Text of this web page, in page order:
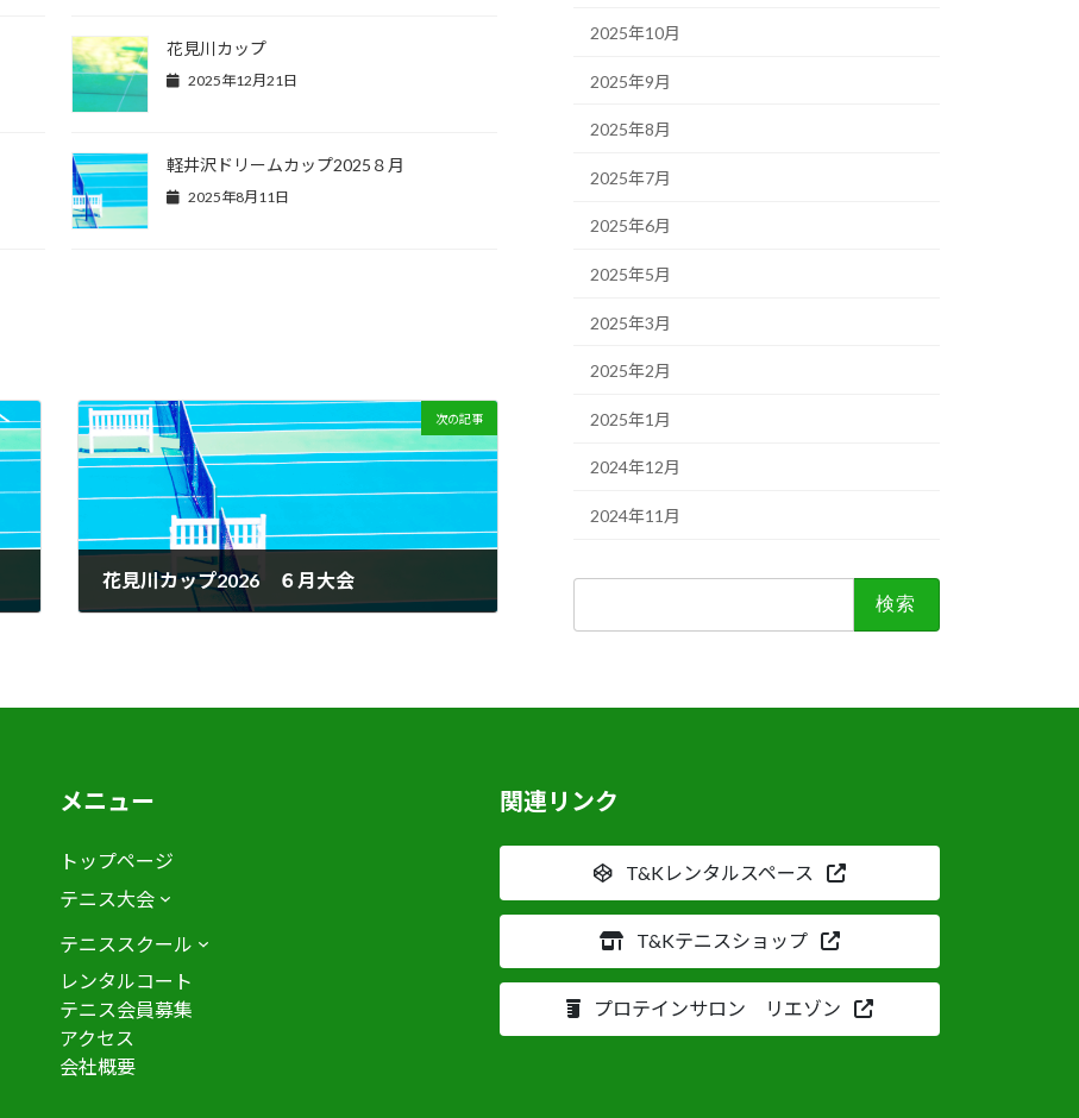
花見川カップ
2025年12月21日
軽井沢ドリームカップ2025８月
2025年8月11日
次の記事
花見川カップ2026 ６月大会
2025年10月
2025年9月
2025年8月
2025年7月
2025年6月
2025年5月
2025年3月
2025年2月
2025年1月
2024年12月
2024年11月
メニュー
トップページ
テニス大会
テニススクール
レンタルコート
テニス会員募集
アクセス
会社概要
関連リンク
T&Kレンタルスペース
T&Kテニスショップ
プロテインサロン リエゾン